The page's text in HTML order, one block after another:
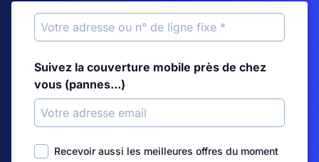
Suivez la couverture mobile près de chez
vous (pannes...)
Recevoir aussi les meilleures offres du moment